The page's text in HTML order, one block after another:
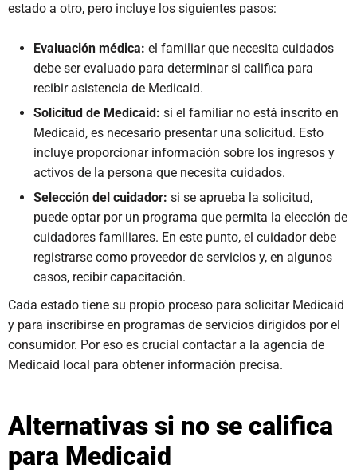
estado a otro, pero incluye los siguientes pasos:
Evaluación médica: el familiar que necesita cuidados
debe ser evaluado para determinar si califica para
recibir asistencia de Medicaid.
Solicitud de Medicaid: si el familiar no está inscrito en
Medicaid, es necesario presentar una solicitud. Esto
incluye proporcionar información sobre los ingresos y
activos de la persona que necesita cuidados.
Selección del cuidador: si se aprueba la solicitud,
puede optar por un programa que permita la elección de
cuidadores familiares. En este punto, el cuidador debe
registrarse como proveedor de servicios y, en algunos
casos, recibir capacitación.
Cada estado tiene su propio proceso para solicitar Medicaid
y para inscribirse en programas de servicios dirigidos por el
consumidor. Por eso es crucial contactar a la agencia de
Medicaid local para obtener información precisa.
Alternativas si no se califica
para Medicaid